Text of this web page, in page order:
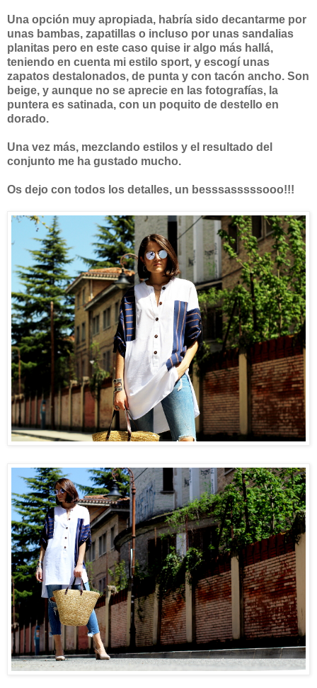
Una opción muy apropiada, habría sido decantarme por
unas bambas, zapatillas o incluso por unas sandalias
planitas pero en este caso quise ir algo más hallá,
teniendo en cuenta mi estilo sport, y escogí unas
zapatos destalonados, de punta y con tacón ancho. Son
beige, y aunque no se aprecie en las fotografías, la
puntera es satinada, con un poquito de destello en
dorado.
Una vez más, mezclando estilos y el resultado del
conjunto me ha gustado mucho.
Os dejo con todos los detalles, un besssasssssooo!!!